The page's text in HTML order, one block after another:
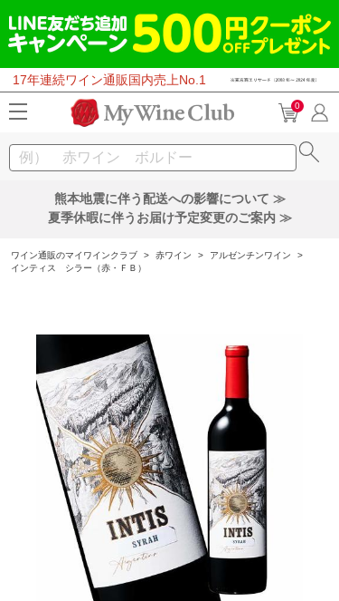
17年連続ワイン通販国内売上No.1
0
熊本地震に伴う配送への影響について ≫
夏季休暇に伴うお届け予定変更のご案内 ≫
ワイン通販のマイワインクラブ > 赤ワイン > アルゼンチンワイン
>
インティス シラー（赤・ＦＢ）